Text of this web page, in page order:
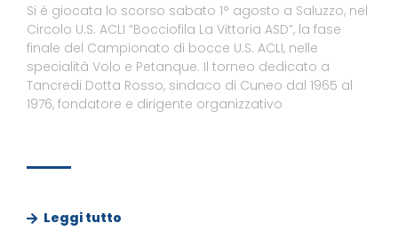
Si è giocata lo scorso sabato 1° agosto a Saluzzo, nel
Circolo U.S. ACLI “Bocciofila La Vittoria ASD”, la fase
finale del Campionato di bocce U.S. ACLI, nelle
specialità Volo e Petanque. Il torneo dedicato a
Tancredi Dotta Rosso, sindaco di Cuneo dal 1965 al
1976, fondatore e dirigente organizzativo
Leggi tutto